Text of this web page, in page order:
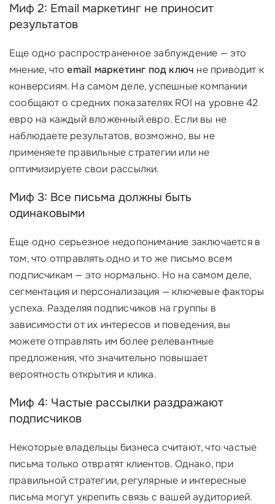
Миф 2: Email маркетинг не приносит
результатов
Еще одно распространенное заблуждение — это
мнение, чтоemail маркетинг под ключ не приводит к
конверсиям. На самом деле, успешные компании
сообщают о средних показателях ROI на уровне 42
евро на каждый вложенный евро. Если вы не
наблюдаете результатов, возможно, вы не
применяете правильные стратегии или не
оптимизируете свои рассылки.
Миф 3: Все письма должны быть
одинаковыми
Еще одно серьезное недопонимание заключается в
том, что отправлять одно и то же письмо всем
подписчикам — это нормально. Но на самом деле,
сегментация и персонализация — ключевые факторы
успеха. Разделяя подписчиков на группы в
зависимости от их интересов и поведения, вы
можете отправлять им более релевантные
предложения, что значительно повышает
вероятность открытия и клика.
Миф 4: Частые рассылки раздражают
подписчиков
Некоторые владельцы бизнеса считают, что частые
письма только отвратят клиентов. Однако, при
правильной стратегии, регулярные и интересные
письма могут укрепить связь с вашей аудиторией.